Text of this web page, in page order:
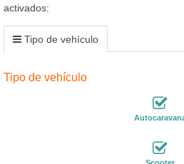
activados:
Tipo de vehículo
Tipo de vehículo